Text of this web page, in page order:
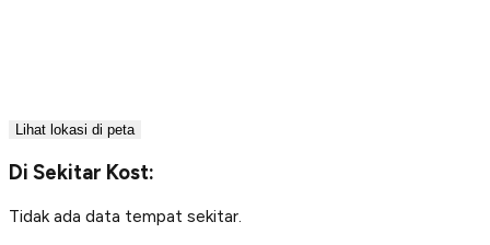
Lihat lokasi di peta
Di Sekitar Kost:
Tidak ada data tempat sekitar.